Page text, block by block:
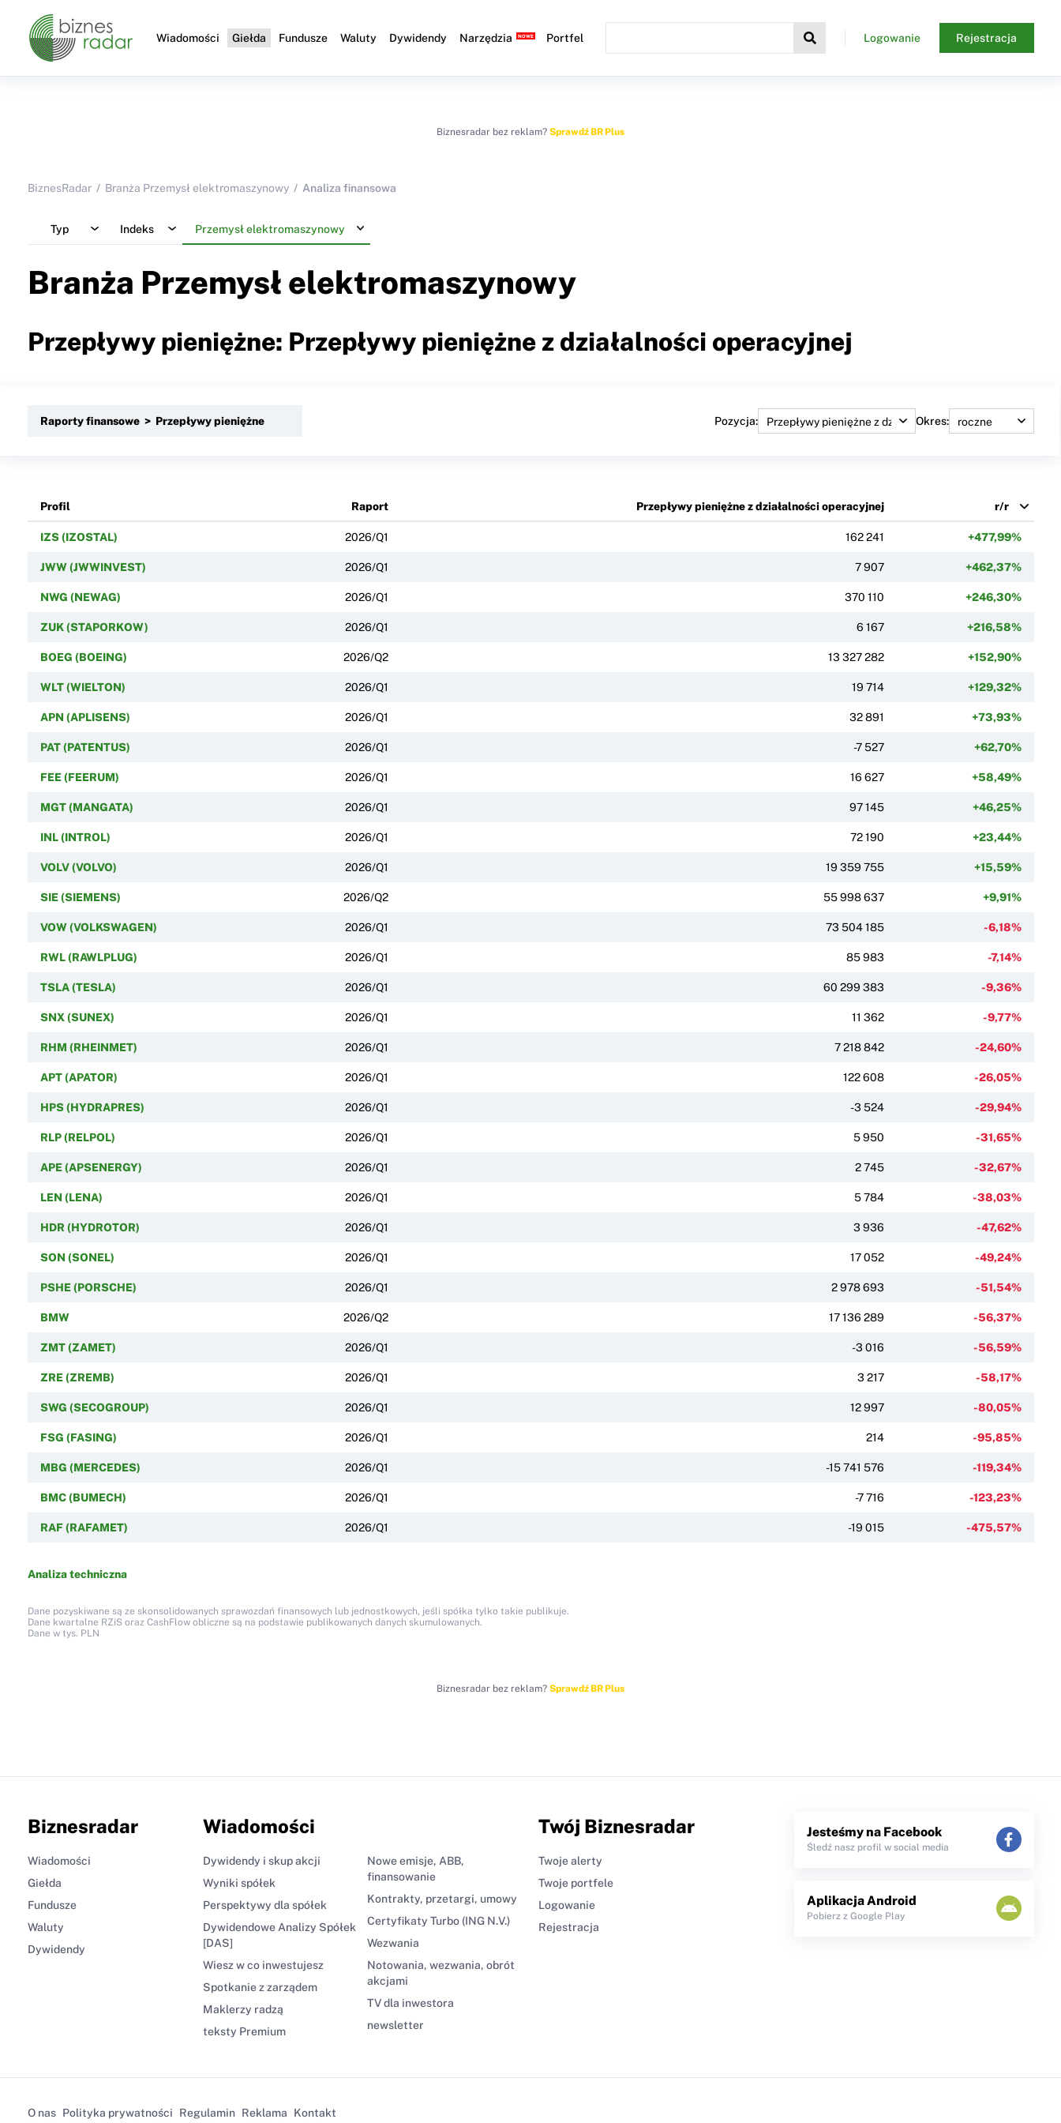
Wiadomości Giełda Fundusze Waluty Dywidendy Narzędzia Portfel Logowanie Rejestracja
Biznesradar bez reklam? Sprawdź BR Plus
BiznesRadar Branża Przemysł elektromaszynowy Analiza finansowa
Typ Indeks Przemysł elektromaszynowy
Branża Przemysł elektromaszynowy
Przepływy pieniężne: Przepływy pieniężne z działalności operacyjnej
Raporty finansowe > Przepływy pieniężne Pozycja: Okres:
Profil Raport Przepływy pieniężne z działalności operacyjnej r/r
IZS (IZOSTAL) 2026/Q1 162 241 +477,99%
JWW (JWWINVEST) 2026/Q1 7 907 +462,37%
NWG (NEWAG) 2026/Q1 370 110 +246,30%
ZUK (STAPORKOW) 2026/Q1 6 167 +216,58%
BOEG (BOEING) 2026/Q2 13 327 282 +152,90%
WLT (WIELTON) 2026/Q1 19 714 +129,32%
APN (APLISENS) 2026/Q1 32 891 +73,93%
PAT (PATENTUS) 2026/Q1 -7 527 +62,70%
FEE (FEERUM) 2026/Q1 16 627 +58,49%
MGT (MANGATA) 2026/Q1 97 145 +46,25%
INL (INTROL) 2026/Q1 72 190 +23,44%
VOLV (VOLVO) 2026/Q1 19 359 755 +15,59%
SIE (SIEMENS) 2026/Q2 55 998 637 +9,91%
VOW (VOLKSWAGEN) 2026/Q1 73 504 185 -6,18%
RWL (RAWLPLUG) 2026/Q1 85 983 -7,14%
TSLA (TESLA) 2026/Q1 60 299 383 -9,36%
SNX (SUNEX) 2026/Q1 11 362 -9,77%
RHM (RHEINMET) 2026/Q1 7 218 842 -24,60%
APT (APATOR) 2026/Q1 122 608 -26,05%
HPS (HYDRAPRES) 2026/Q1 -3 524 -29,94%
RLP (RELPOL) 2026/Q1 5 950 -31,65%
APE (APSENERGY) 2026/Q1 2 745 -32,67%
LEN (LENA) 2026/Q1 5 784 -38,03%
HDR (HYDROTOR) 2026/Q1 3 936 -47,62%
SON (SONEL) 2026/Q1 17 052 -49,24%
PSHE (PORSCHE) 2026/Q1 2 978 693 -51,54%
BMW 2026/Q2 17 136 289 -56,37%
ZMT (ZAMET) 2026/Q1 -3 016 -56,59%
ZRE (ZREMB) 2026/Q1 3 217 -58,17%
SWG (SECOGROUP) 2026/Q1 12 997 -80,05%
FSG (FASING) 2026/Q1 214 -95,85%
MBG (MERCEDES) 2026/Q1 -15 741 576 -119,34%
BMC (BUMECH) 2026/Q1 -7 716 -123,23%
RAF (RAFAMET) 2026/Q1 -19 015 -475,57%
Analiza techniczna
Dane pozyskiwane są ze skonsolidowanych sprawozdań finansowych lub jednostkowych, jeśli spółka tylko takie publikuje.
Dane kwartalne RZiS oraz CashFlow obliczne są na podstawie publikowanych danych skumulowanych.
Dane w tys. PLN
Biznesradar bez reklam? Sprawdź BR Plus
Biznesradar
Wiadomości
Giełda
Fundusze
Waluty
Dywidendy
Wiadomości
Dywidendy i skup akcji
Wyniki spółek
Perspektywy dla spółek
Dywidendowe Analizy Spółek
[DAS]
Wiesz w co inwestujesz
Spotkanie z zarządem
Maklerzy radzą
teksty Premium
Nowe emisje, ABB,
finansowanie
Kontrakty, przetargi, umowy
Certyfikaty Turbo (ING N.V.)
Wezwania
Notowania, wezwania, obrót
akcjami
TV dla inwestora
newsletter
Twój Biznesradar
Twoje alerty
Twoje portfele
Logowanie
Rejestracja
Jesteśmy na Facebook
Śledź nasz profil w social media
Aplikacja Android
Pobierz z Google Play
O nas Polityka prywatności Regulamin Reklama Kontakt